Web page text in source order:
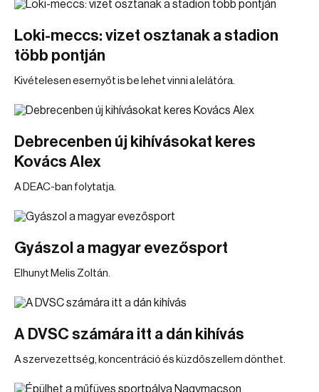
Loki-meccs: vizet osztanak a stadion
több pontján
Kivételesen esernyőt is be lehet vinni a lelátóra.
Debrecenben új kihívásokat keres
Kovács Alex
A DEAC-ban folytatja.
Gyászol a magyar evezősport
Elhunyt Melis Zoltán.
A DVSC számára itt a dán kihívás
A szervezettség, koncentráció és küzdőszellem dönthet.